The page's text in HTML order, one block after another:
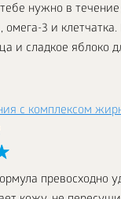
нужно в
омега-3 и
и сладкое яблоко
с комплексом
превосходно